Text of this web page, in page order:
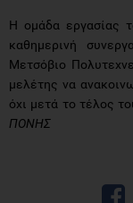
Η ομάδα εργασίας
καθημερινή
Μετσόβιο
μελέτης να
όχι μετά το τέλος
ΠΟΝΗΣ